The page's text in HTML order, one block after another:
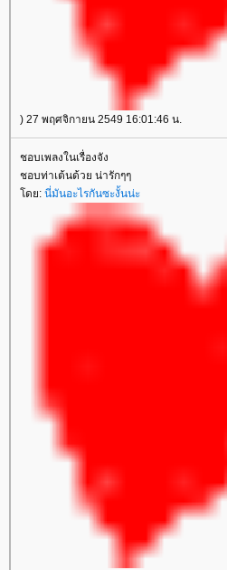
) 27 พฤศจิกายน 2549 16:01:46 น.
ชอบเพลงในเรื่องจัง
ชอบท่าเต้นด้วย น่ารักๆๆ
ดย: นี่มันอะไรกันซะงั้นน่ะ